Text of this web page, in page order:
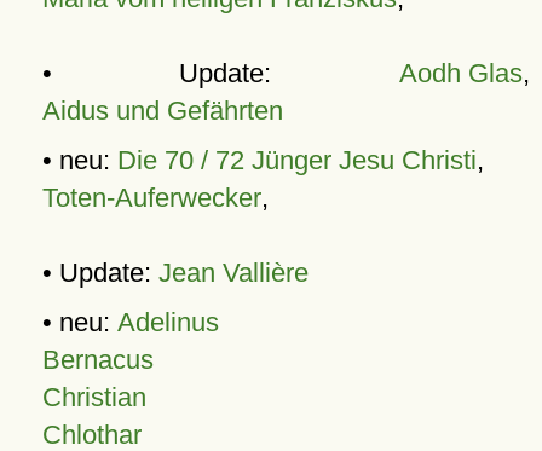
• Update: Aodh Glas,
Aidus und Gefährten
• neu: Die 70 / 72 Jünger Jesu Christi,
Toten-Auferwecker,
• Update: Jean Vallière
• neu: Adelinus
Bernacus
Christian
Chlothar